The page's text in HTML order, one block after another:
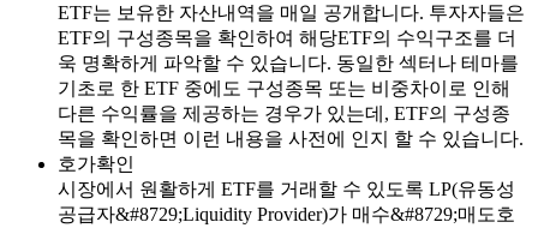
ETF는 보유한 자산내역을 매일 공개합니다. 투자자들은
ETF의 구성종목을 확인하여 해당ETF의 수익구조를 더
욱 명확하게 파악할 수 있습니다. 동일한 섹터나 테마를
기초로 한 ETF 중에도 구성종목 또는 비중차이로 인해
다른 수익률을 제공하는 경우가 있는데, ETF의 구성종
목을 확인하면 이런 내용을 사전에 인지 할 수 있습니다.
호가확인
시장에서 원활하게 ETF를 거래할 수 있도록 LP(유동성
공급자&#8729;Liquidity Provider)가 매수&#8729;매도호